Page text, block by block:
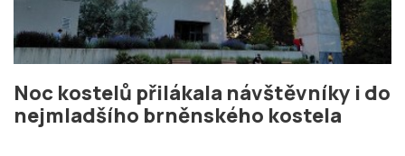
Noc kostelů přilákala návštěvníky i do
nejmladšího brněnského kostela